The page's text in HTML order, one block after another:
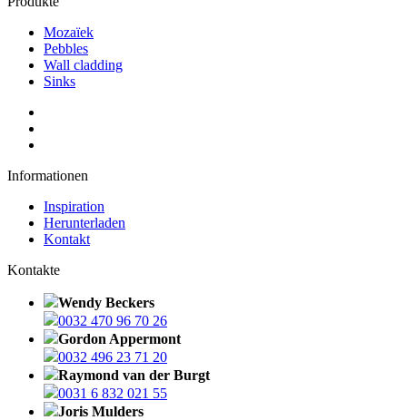
Mozaïek
Pebbles
Wall cladding
Sinks
Informationen
Inspiration
Herunterladen
Kontakt
Kontakte
Wendy Beckers
0032 470 96 70 26
Gordon Appermont
0032 496 23 71 20
Raymond van der Burgt
0031 6 832 021 55
Joris Mulders